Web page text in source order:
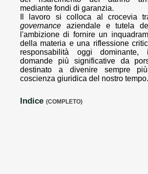
mediante fondi di garanzia.
Il lavoro si colloca al crocevia
governance aziendale e tutela
l'ambizione di fornire un
della materia e una riflessione
responsabilità oggi dominante,
domande più significative da
destinato a divenire sempre
coscienza giuridica del nostro tempo.
Indice (COMPLETO)